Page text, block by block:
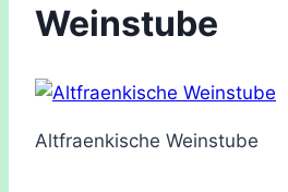
Weinstube
Altfraenkische Weinstube